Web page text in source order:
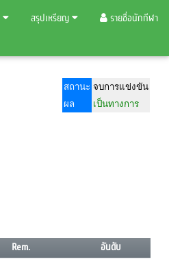
สรุปเหรียญ รายชื่อนักกีฬา
สถานะ จบการแข่งขัน
ผล
เป็นทางการ
Rem. อันดับ